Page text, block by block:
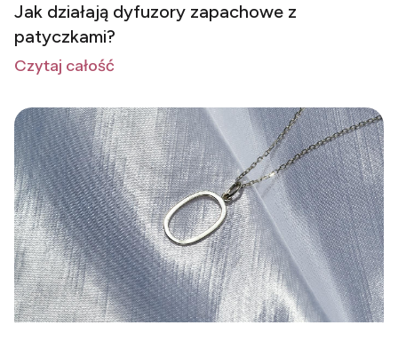
Jak działają dyfuzory zapachowe z
patyczkami?
Czytaj całość